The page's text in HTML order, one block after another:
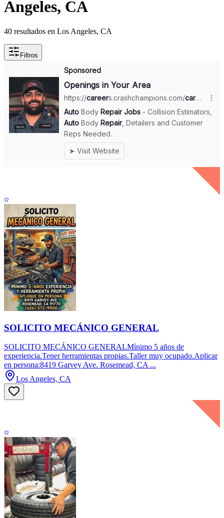
Angeles, CA
40 resultados en Los Angeles, CA
Filtros
SOLICITO MECÁNICO GENERAL
SOLICITO MECÁNICO GENERALMínimo 5 años de
experiencia.Tener herramientas propias.Taller muy ocupado.Aplicar
en persona:8419 Garvey Ave. Rosemead, CA ...
Los Angeles, CA